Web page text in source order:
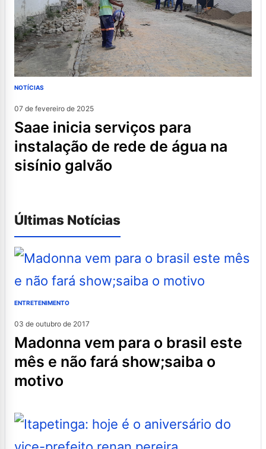
NOTÍCIAS
07 de fevereiro de 2025
saae inicia serviços para
instalação de rede de água na
sisínio galvão
Últimas Notícias
ENTRETENIMENTO
03 de outubro de 2017
madonna vem para o brasil este
mês e não fará show;saiba o
motivo